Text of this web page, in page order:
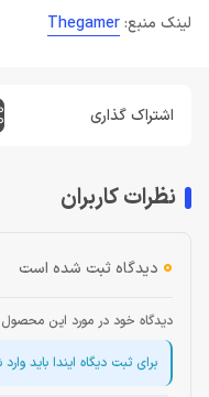
لینک منبع:Thegamer
اشتراک گذاری
نظرات کاربران
0 دیدگاه ثبت شده است
دیدگاه خود در مورد این محصول
برای ثبت دیگاه ایندا باید